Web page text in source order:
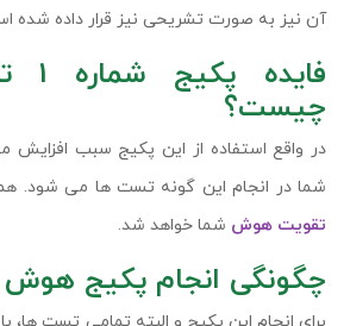
آن نیز به صورت تشریحی نیز قرار داده شده
چیست؟
در واقع استفاده از این پکیج سبب
شما در انجام این گونه تست ها می شود.
تقویت هوش شما خواهد شد.
چگونگی انجام پکیج هوش 1
برای انجام این پکیج و البته تمامی تست ها،